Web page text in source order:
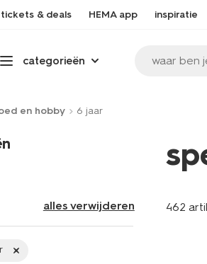
tickets & deals HEMA app inspiratie
categorieën waar ben
en hobby 6 jaar
alles verwijderen 462